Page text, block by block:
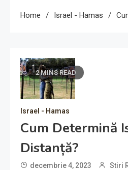
Home Israel - Hamas
2 MINS READ
Israel - Hamas
Cum Determină
Distanță?
decembrie 4, 2023 Stiri